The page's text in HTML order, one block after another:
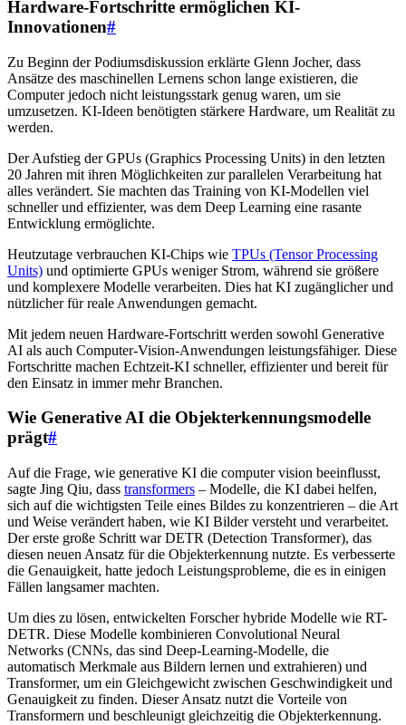
Hardware-Fortschritte ermöglichen KI-
Innovationen#
Zu Beginn der Podiumsdiskussion erklärte Glenn Jocher, dass
Ansätze des maschinellen Lernens schon lange existieren, die
Computer jedoch nicht leistungsstark genug waren, um sie
umzusetzen. KI-Ideen benötigten stärkere Hardware, um Realität zu
werden.
Der Aufstieg der GPUs (Graphics Processing Units) in den letzten
20 Jahren mit ihren Möglichkeiten zur parallelen Verarbeitung hat
alles verändert. Sie machten das Training von KI-Modellen viel
schneller und effizienter, was dem Deep Learning eine rasante
Entwicklung ermöglichte.
Heutzutage verbrauchen KI-Chips wie TPUs (Tensor Processing
Units) und optimierte GPUs weniger Strom, während sie größere
und komplexere Modelle verarbeiten. Dies hat KI zugänglicher und
nützlicher für reale Anwendungen gemacht.
Mit jedem neuen Hardware-Fortschritt werden sowohl Generative
AI als auch Computer-Vision-Anwendungen leistungsfähiger. Diese
Fortschritte machen Echtzeit-KI schneller, effizienter und bereit für
den Einsatz in immer mehr Branchen.
Wie Generative AI die Objekterkennungsmodelle
prägt#
Auf die Frage, wie generative KI die computer vision beeinflusst,
sagte Jing Qiu, dass transformers – Modelle, die KI dabei helfen,
sich auf die wichtigsten Teile eines Bildes zu konzentrieren – die Art
und Weise verändert haben, wie KI Bilder versteht und verarbeitet.
Der erste große Schritt war DETR (Detection Transformer), das
diesen neuen Ansatz für die Objekterkennung nutzte. Es verbesserte
die Genauigkeit, hatte jedoch Leistungsprobleme, die es in einigen
Fällen langsamer machten.
Um dies zu lösen, entwickelten Forscher hybride Modelle wie RT-
DETR. Diese Modelle kombinieren Convolutional Neural
Networks (CNNs, das sind Deep-Learning-Modelle, die
automatisch Merkmale aus Bildern lernen und extrahieren) und
Transformer, um ein Gleichgewicht zwischen Geschwindigkeit und
Genauigkeit zu finden. Dieser Ansatz nutzt die Vorteile von
Transformern und beschleunigt gleichzeitig die Objekterkennung.